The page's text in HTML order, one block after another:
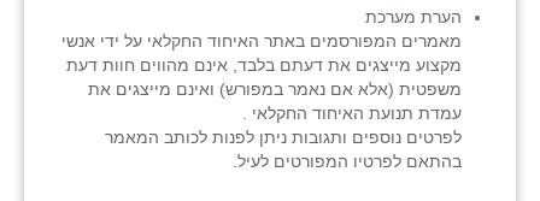
הערת מערכת
מאמרים המפורסמים באתר האיחוד החקלאי על ידי אנשי
מקצוע מייצגים את דעתם בלבד, אינם מהווים חוות דעת
משפטית (אלא אם נאמר במפורש) ואינם מייצגים את
עמדת תנועת האיחוד החקלאי .
לפרטים נוספים ותגובות ניתן לפנות לכותב המאמר
בהתאם לפרטיו המפורטים לעיל.
עין תמר
קורנית